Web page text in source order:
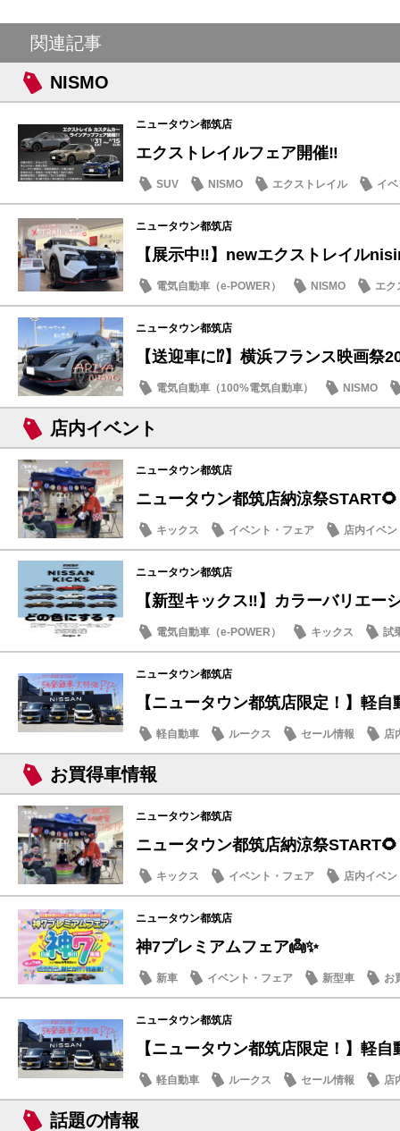
関連記事
NISMO
ニュータウン都筑店
エクストレイルフェア開催‼️
SUV NISMO エクストレイル
イ
記念品・プレゼント
ニュータウン都筑店
【展示中‼️】newエクストレイル
電気自動車（e-POWER） NISMO
エク
マイナーチェンジ
ニュータウン都筑店
【送迎車に⁉️】横浜フランス映画祭
電気自動車（100%電気自動車） NISMO
店内イベント
ニュータウン都筑店
ニュータウン都筑店納涼祭START🌻
キックス イベント・フェア
店内イベン
季節のメンテナンス
ニュータウン都筑店
【新型キックス‼️】カラーバリエー
電気自動車（e-POWER） キックス
試
店内イベント
ニュータウン都筑店
【ニュータウン都筑店限定！】軽
軽自動車 ルークス セール情報 店
お買得車情報
ニュータウン都筑店
ニュータウン都筑店納涼祭START🌻
キックス イベント・フェア
店内イベン
季節のメンテナンス
ニュータウン都筑店
神7プレミアムフェア👼✨
新車 イベント・フェア 新型車 お
ニュータウン都筑店
【ニュータウン都筑店限定！】軽
軽自動車 ルークス セール情報 店
話題の情報